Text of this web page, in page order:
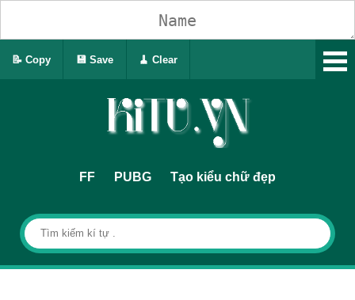
FF PUBG Tạo kiểu chữ đẹp
📝 Copy 💾 Save 🧹 Clear